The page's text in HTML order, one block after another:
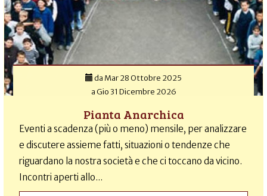
da Mar 28 Ottobre 2025
aGio 31 Dicembre 2026
Pianta Anarchica
Eventi a scadenza (più o meno) mensile, per analizzare
e discutere assieme fatti, situazioni o tendenze che
riguardano la nostra società e che ci toccano da vicino.
Incontri aperti allo...